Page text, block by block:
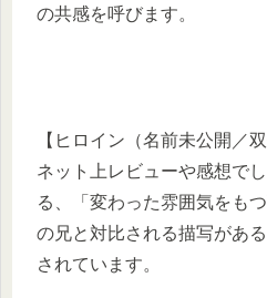
の共感を呼びます。
【ヒロイン（名前未公開／双
ネット上レビューや感想で
る、「変わった雰囲気をも
の兄と対比される描写があ
されています。